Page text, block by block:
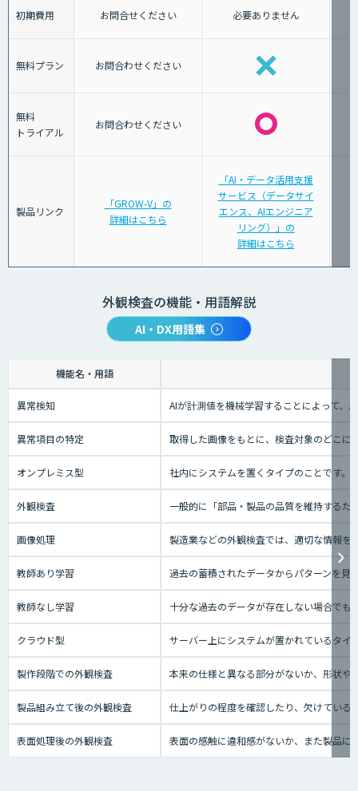
初期費用 お問合せください 必要ありません
無料プラン お問合わせください
無料
トライアル
お問合わせください
製品リンク
「GROW-V」の
詳細はこちら
「AI・データ活用支援
サービス（データサイ
エンス、AIエンジニア
リング）」の
詳細はこちら
外観検査の機能・用語解説
AI・DX用語集
機能名・用語
異常検知 AIが計測値を機械学習することによって、
異常項目の特定 取得した画像をもとに、検査対象のどこに
オンプレミス型 社内にシステムを置くタイプのことです
外観検査 一般的に「部品・製品の品質を維持する
画像処理 製造業などの外観検査では、適切な情報を
教師あり学習 過去の蓄積されたデータからパターンを見
教師なし学習 十分な過去のデータが存在しない場合でも
クラウド型 サーバー上にシステムが置かれているタ
製作段階での外観検査 本来の仕様と異なる部分がないか、形状や
製品組み立て後の外観検査 仕上がりの程度を確認したり、欠けている
表面処理後の外観検査 表面の感触に違和感がないか、また製品に